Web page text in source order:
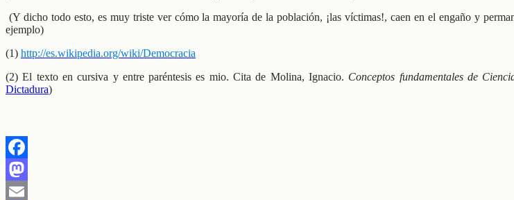
(Y dicho todo esto, es muy triste ver cómo la mayoría de la población, ¡las víctimas!, caen en el engaño y
ejemplo)
(1) http://es.wikipedia.org/wiki/Democracia
(2) El texto en cursiva y entre paréntesis es mio. Cita de Molina, Ignacio. Conceptos fundamentales de
Dictadura)
Facebook
Mastodon